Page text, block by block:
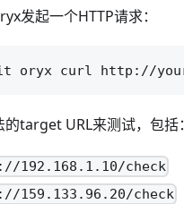
发起一个HTTP请求：
target URL来测试，包括：
192.168.1.10/check
159.133.96.20/check